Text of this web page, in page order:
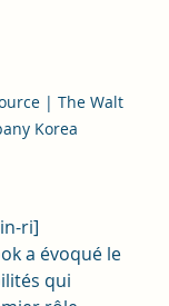
| The Walt
Korea
ri]
a évoqué le
qui